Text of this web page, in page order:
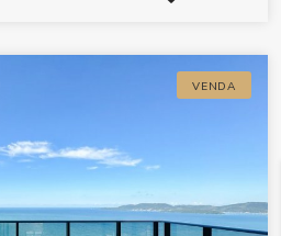
VENDA